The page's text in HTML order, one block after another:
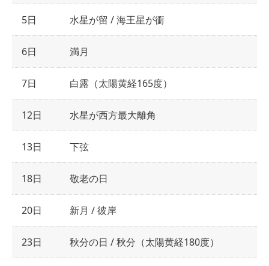
5日 水星が留 / 海王星が衝
6日 満月
7日 白露（太陽黄経165度）
12日 水星が西方最大離角
13日 下弦
18日 敬老の日
20日 新月 / 彼岸
23日 秋分の日 / 秋分（太陽黄経180度）